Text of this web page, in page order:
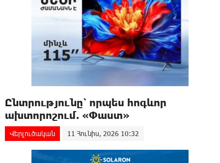
Ընտրությունը՝ որպես հոգևոր
ախտորոշում. «Փաստ»
Վերլուծական 11 Հունիս, 2026 10:32